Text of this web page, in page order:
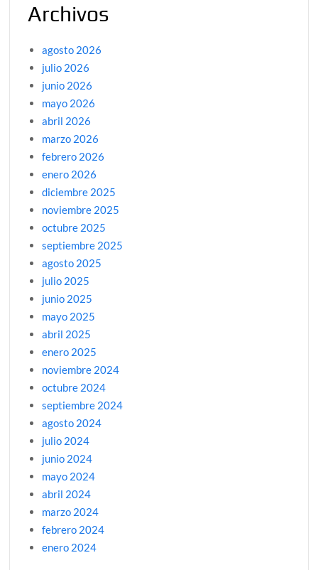
Archivos
agosto 2026
julio 2026
junio 2026
mayo 2026
abril 2026
marzo 2026
febrero 2026
enero 2026
diciembre 2025
noviembre 2025
octubre 2025
septiembre 2025
agosto 2025
julio 2025
junio 2025
mayo 2025
abril 2025
enero 2025
noviembre 2024
octubre 2024
septiembre 2024
agosto 2024
julio 2024
junio 2024
mayo 2024
abril 2024
marzo 2024
febrero 2024
enero 2024